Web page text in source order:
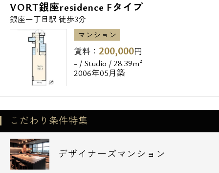
VORT銀座residence Fタイプ
銀座一丁目駅 徒歩3分
マンション
賃料： 200,000円
- / Studio / 28.39m²
2006年05月築
こだわり条件特集
デザイナーズマンション